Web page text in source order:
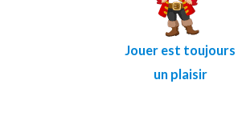
Jouer est toujours
un plaisir